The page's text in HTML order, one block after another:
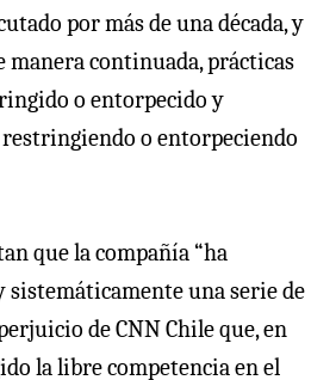
por más de una década, y
manera continuada, prácticas
o entorpecido y
o entorpeciendo
que la compañía “ha
sistemáticamente una serie de
de CNN Chile que, en
la libre competencia en el